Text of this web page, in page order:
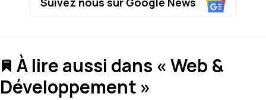
À lire aussi dans « Web &
Développement »